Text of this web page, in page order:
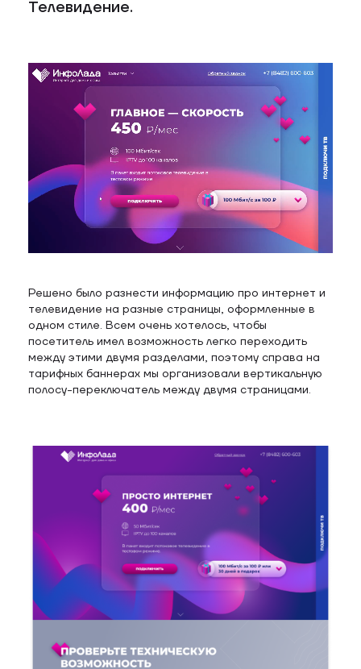
Телевидение.
Решено было разнести информацию про интернет и
телевидение на разные страницы, оформленные в
одном стиле. Всем очень хотелось, чтобы
посетитель имел возможность легко переходить
между этими двумя разделами, поэтому справа на
тарифных баннерах мы организовали вертикальную
полосу-переключатель между двумя страницами.